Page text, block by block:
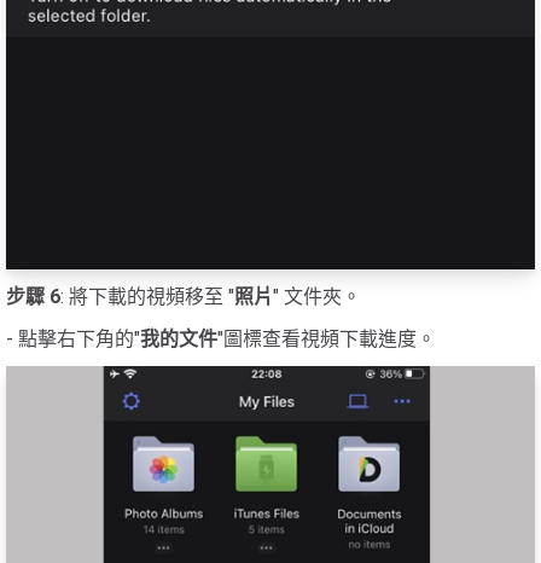
步驟 6: 將下載的視頻移至 "照片" 文件夾。
- 點擊右下角的"我的文件"圖標查看視頻下載進度。